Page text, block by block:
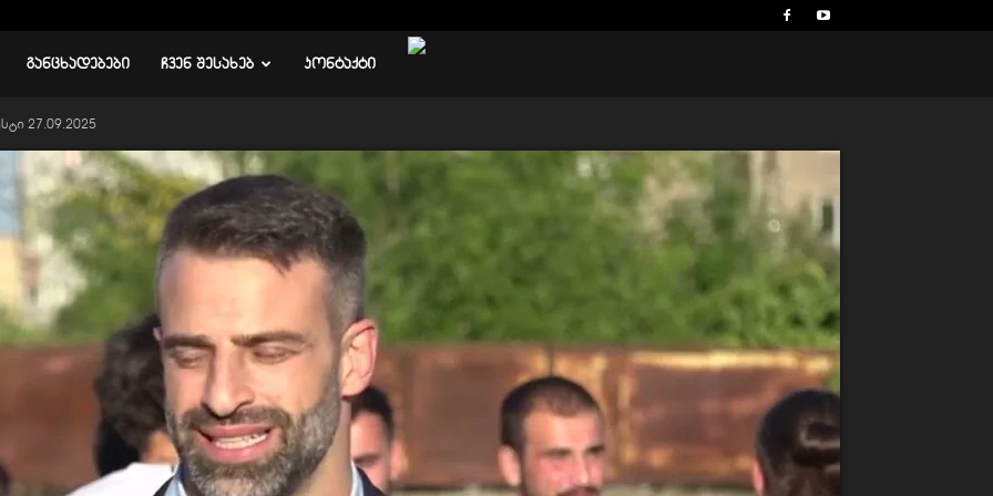
ᲒᲐᲜᲪᲮᲐᲓᲔᲑᲔᲑᲘ ᲩᲕᲔᲜ ᲨᲔᲡᲐᲮᲔᲑ ᲙᲝᲜᲢᲐᲥᲢᲘ
27.09.2025